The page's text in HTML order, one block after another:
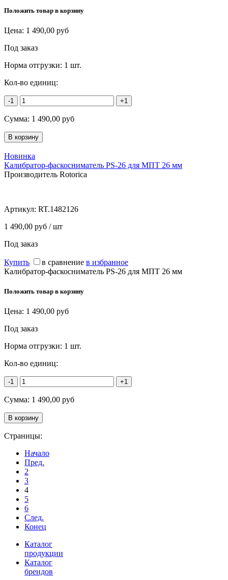
Положить товар в корзину
Цена: 1 490,00 руб
Под заказ
Норма отгрузки: 1 шт.
Кол-во единиц:
-1 +1
Сумма: 1 490,00 руб
Новинка
Калибратор-фаскосниматель PS-26 для МПТ 26 мм
Производитель Rotorica
Артикул: RT.1482126
1 490,00 руб / шт
Под заказ
Купить в сравнение в избранное
Калибратор-фаскосниматель PS-26 для МПТ 26 мм
Положить товар в корзину
Цена: 1 490,00 руб
Под заказ
Норма отгрузки: 1 шт.
Кол-во единиц:
-1 +1
Сумма: 1 490,00 руб
Страницы:
Начало
Пред.
2
3
4
5
6
След.
Конец
Каталог
продукции
Каталог
брендов